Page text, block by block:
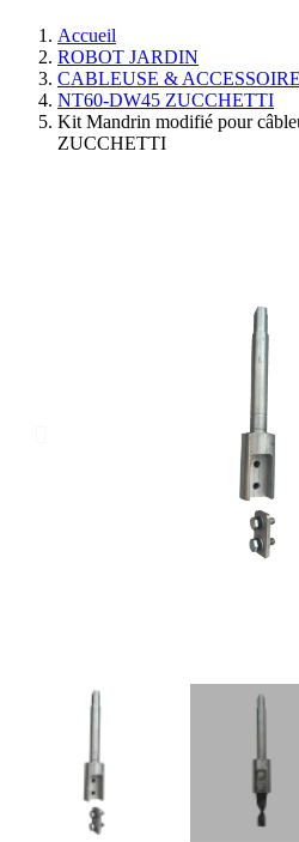
Accueil
ROBOT JARDIN
CABLEUSE & ACCESSOIRE
NT60-DW45 ZUCCHETTI
Kit Mandrin modifié pour
ZUCCHETTI